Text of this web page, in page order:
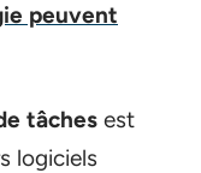
peuvent
tâches est
logiciels